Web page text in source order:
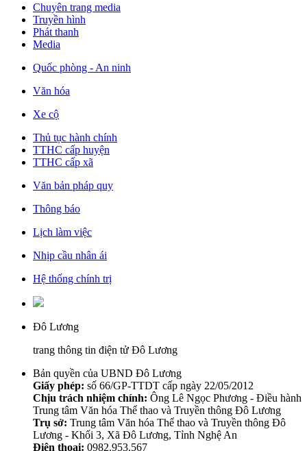
Chuyên trang media
Truyền hình
Phát thanh
Media
Quốc phòng - An ninh
Văn hóa
Xe cộ
Thủ tục hành chính
TTHC cấp huyện
TTHC cấp xã
Văn bản pháp quy
Thông báo
Lịch làm việc
Nhịp cầu nhân ái
Hệ thống chính trị
Đô Lương
trang thông tin điện tử Đô Lương
Bản quyền của UBND Đô Lương
Giấy phép: số 66/GP-TTDT cấp ngày 22/05/2012
Chịu trách nhiệm chính: Ông Lê Ngọc Phương - Điều hành
Trung tâm Văn hóa Thể thao và Truyền thông Đô Lương
Trụ sở: Trung tâm Văn hóa Thể thao và Truyền thông Đô
Lương - Khối 3, Xã Đô Lương, Tỉnh Nghệ An
Điện thoại: 0982.953.567